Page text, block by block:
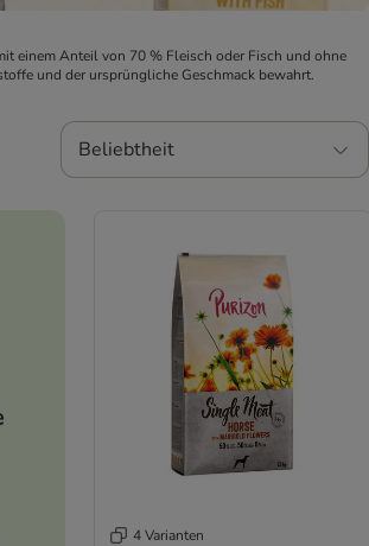
einem Anteil von 70 % Fleisch oder Fisch und ohne
und der ursprüngliche Geschmack bewahrt.
Beliebtheit
4 Varianten